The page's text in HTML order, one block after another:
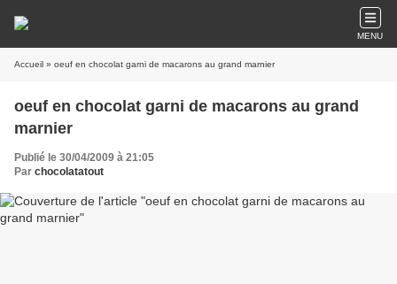
MENU
Accueil » oeuf en chocolat garni de macarons au grand marnier
oeuf en chocolat garni de macarons au grand
marnier
Publié le 30/04/2009 à 21:05
Par chocolatatout